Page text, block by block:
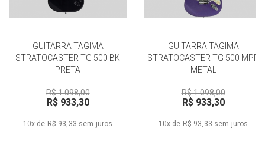
GUITARRA TAGIMA
STRATOCASTER TG 500 BK
PRETA
R$ 1.098,00
R$ 933,30
10x de R$ 93,33 sem juros
GUITARRA TAGIMA
STRATOCASTER TG 500 MPP
METAL
R$ 1.098,00
R$ 933,30
10x de R$ 93,33 sem juros